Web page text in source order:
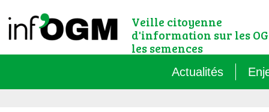
Veille citoyenne
d'information sur les
les semences
Actualités